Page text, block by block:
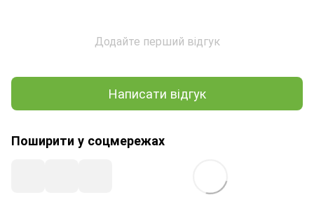
Додайте перший відгук
Написати відгук
Поширити у соцмережах